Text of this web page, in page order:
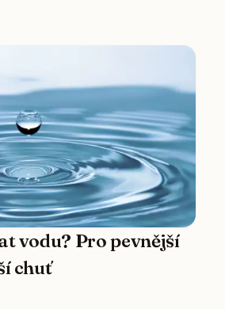
vodu? Pro pevnější
chuť